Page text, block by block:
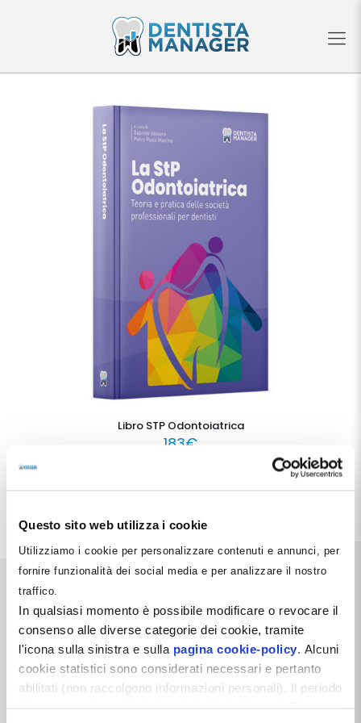
Questo sito web utilizza i cookie
Utilizziamo i cookie per personalizzare contenuti e annunci, per
fornire funzionalità dei social media e per analizzare il nostro
traffico.
In qualsiasi momento è possibile modificare o revocare il
consenso alle diverse categorie dei cookie, tramite
l'icona sulla sinistra e sulla pagina cookie-policy. Alcuni
cookie statistici sono considerati necessari e pertanto
abilitati (non raccolgono informazioni personali). Il periodo
Libro STP Odontoiatrica
183€
Dentista Manager S.r.l.
Via Dante, 2